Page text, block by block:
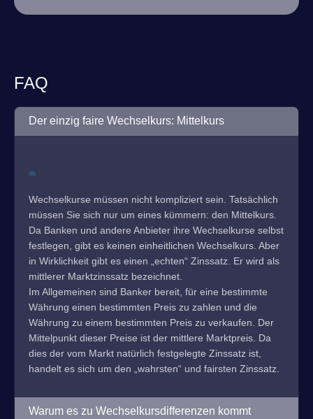
FAQ
Der einzig faire Wechselkurs: Mittelkurs
Wechselkurse müssen nicht kompliziert sein. Tatsächlich
müssen Sie sich nur um eines kümmern: den Mittelkurs.
Da Banken und andere Anbieter ihre Wechselkurse selbst
festlegen, gibt es keinen einheitlichen Wechselkurs. Aber
in Wirklichkeit gibt es einen „echten“ Zinssatz. Er wird als
mittlerer Marktzinssatz bezeichnet.
Im Allgemeinen sind Banker bereit, für eine bestimmte
Währung einen bestimmten Preis zu zahlen und die
Währung zu einem bestimmten Preis zu verkaufen. Der
Mittelpunkt dieser Preise ist der mittlere Marktpreis. Da
dies der vom Markt natürlich festgelegte Zinssatz ist,
handelt es sich um den „wahrsten“ und fairsten Zinssatz.
Warum es zu Wechselkursdifferenzen kommt